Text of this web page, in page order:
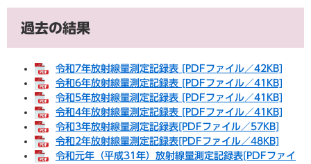
過去の結果
令和7年放射線量測定記録表 [PDFファイル／42KB]
令和6年放射線量測定記録表 [PDFファイル／41KB]
令和5年放射線量測定記録表 [PDFファイル／41KB]
令和4年放射線量測定記録表 [PDFファイル／41KB]
令和3年放射線量測定記録表[PDFファイル／57KB]
令和2年放射線量測定記録表[PDFファイル／48KB]
令和元年（平成31年）放射線量測定記録表[PDFファイ